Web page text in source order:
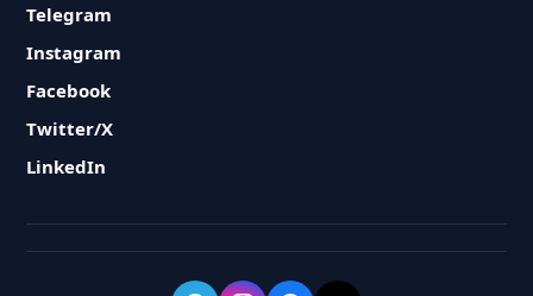
Telegram
Instagram
Facebook
Twitter/X
LinkedIn